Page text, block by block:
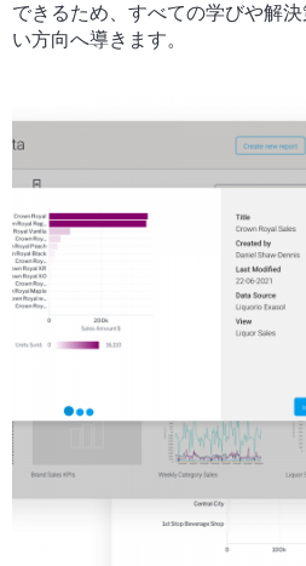
できるため、すべての学びや解
い方向へ導きます。